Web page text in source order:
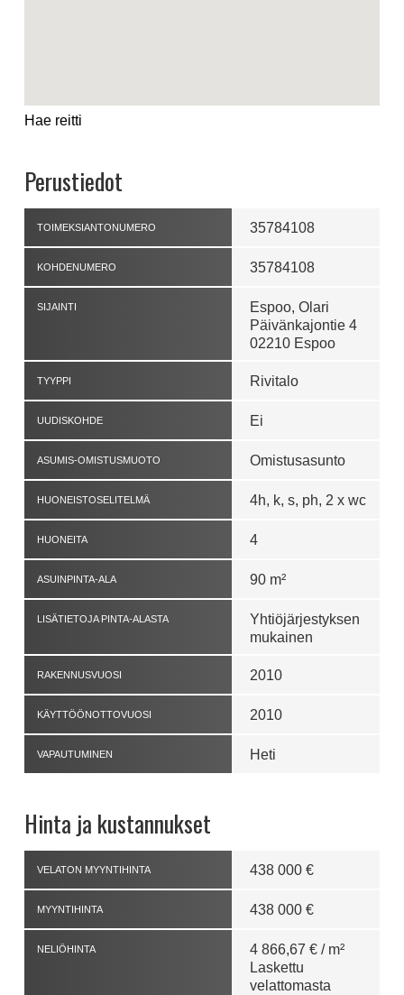
Hae reitti
Perustiedot
TOIMEKSIANTONUMERO 35784108
KOHDENUMERO 35784108
SIJAINTI
Espoo, Olari
Päivänkajontie 4
02210 Espoo
TYYPPI Rivitalo
UUDISKOHDE Ei
ASUMIS-OMISTUSMUOTO Omistusasunto
HUONEISTOSELITELMÄ 4h, k, s, ph, 2 x wc
HUONEITA 4
ASUINPINTA-ALA 90 m²
LISÄTIETOJA PINTA-ALASTA
Yhtiöjärjestyksen
mukainen
RAKENNUSVUOSI 2010
KÄYTTÖÖNOTTOVUOSI 2010
VAPAUTUMINEN Heti
Hinta ja kustannukset
VELATON MYYNTIHINTA 438 000 €
MYYNTIHINTA 438 000 €
NELIÖHINTA
4 866,67 € / m²
Laskettu
velattomasta